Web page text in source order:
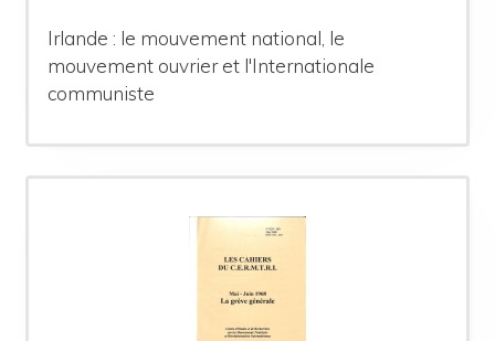
Irlande : le mouvement national, le
mouvement ouvrier et l'Internationale
communiste